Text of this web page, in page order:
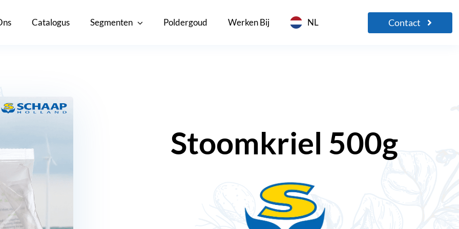
Catalogus Segmenten Poldergoud Werken Bij NL Contact
Stoomkriel 500g